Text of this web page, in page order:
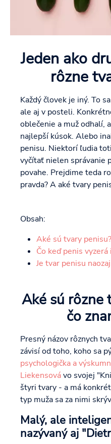
Jeden ako
rôzne
Každý človek je iný. To
ale aj v posteli.
oblečenie a muž odhalí,
najlepší kúsok. Alebo
penisu. Niektorí ľudia
vyčítať nielen správanie
povahe. Prejdime teda
pravda? A aké tvary
Obsah:
Aké sú tvary
Čo keď penis vyzerá
Je tvar penisu
Aké sú rôzne
čo
Presný názov rôznych
závisí od toho, koho sa
psychologička a
Liekensovávo svojej
štyri tvary - a má
typ muža sa za nimi
Malý, ale
nazývaný aj